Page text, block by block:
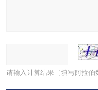
请输入计算结果（填写阿拉伯